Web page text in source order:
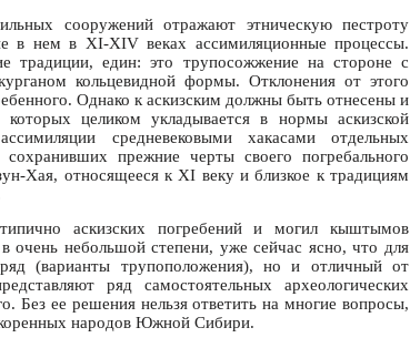
сооружений отражают этническую пестроту
в нем в XI-XIV веках ассимиляционные процессы.
традиции, един: это трупосожжение на стороне с
кольцевидной формы. Отклонения от этого
Однако к аскизским должны быть отнесены и
целиком укладывается в нормы аскизской
средневековыми хакасами отдельных
сохранивших прежние черты своего погребального
Хая, относящееся к XI веку и близкое к традициям
аскизских погребений и могил кыштымов
очень небольшой степени, уже сейчас ясно, что для
(варианты трупоположения), но и отличный от
ряд самостоятельных археологических
Без ее решения нельзя ответить на многие вопросы,
коренных народов Южной Сибири.